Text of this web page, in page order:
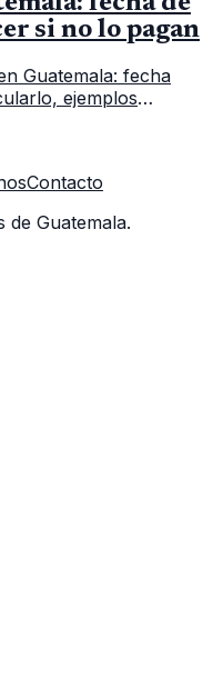
si no lo pagan
Guatemala: fecha
ejemplos
Contacto
Guatemala.